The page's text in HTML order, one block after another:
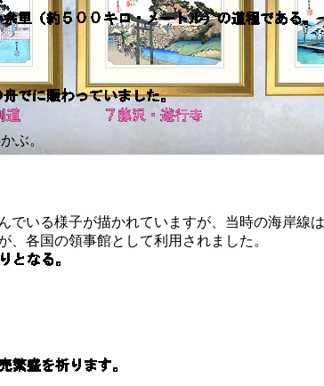
ぶ。
でいる様子が描かれていますが、当時の海岸線
各国の領事館として利用されました。